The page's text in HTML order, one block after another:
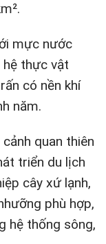
mực nước
hệ thực vật
có nền khí
năm.
quan thiên
triển du lịch
cây xứ lạnh,
phù hợp,
hệ thống sông,